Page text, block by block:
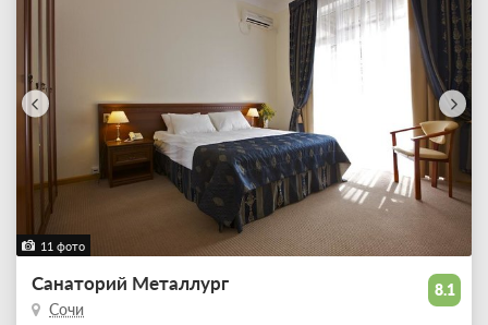
11 фото
8.1
Санаторий Металлург
Сочи